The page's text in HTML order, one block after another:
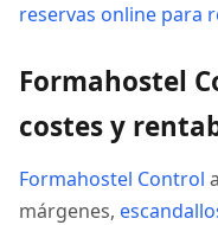
reservas online para
Formahostel
costes y
Formahostel Control
márgenes,